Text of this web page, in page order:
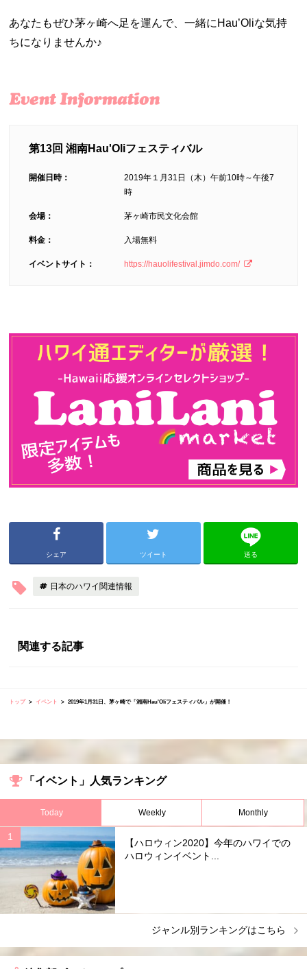
あなたもぜひ茅ヶ崎へ足を運んで、一緒にHau’Oliな気持
ちになりませんか♪
第13回 湘南Hau'Oliフェスティバル
開催日時：
2019年１月31日（木）午前10時～午後7
時
会場： 茅ヶ崎市民文化会館
料金： 入場無料
イベントサイト： https://hauolifestival.jimdo.com/
シェア ツイート 送る
日本のハワイ関連情報
関連する記事
トップ イベント 2019年1月31日、茅ヶ崎で「湘南Hau'Oliフェスティバル」が開催！
「イベント」人気ランキング
Today Weekly Monthly
【ハロウィン2020】今年のハワイでの
ハロウィンイベント...
ジャンル別ランキングはこちら